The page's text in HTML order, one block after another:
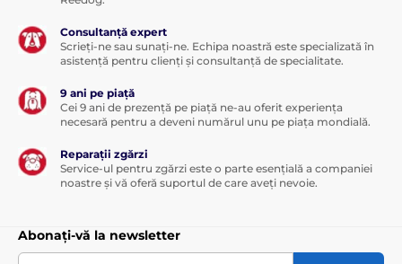
Consultanță expert
Scrieți-ne sau sunați-ne. Echipa noastră este specializată în
asistență pentru clienți și consultanță de specialitate.
9 ani pe piață
Cei 9 ani de prezență pe piață ne-au oferit experiența
necesară pentru a deveni numărul unu pe piața mondială.
Reparații zgărzi
Service-ul pentru zgărzi este o parte esențială a companiei
noastre și vă oferă suportul de care aveți nevoie.
Abonați-vă la newsletter